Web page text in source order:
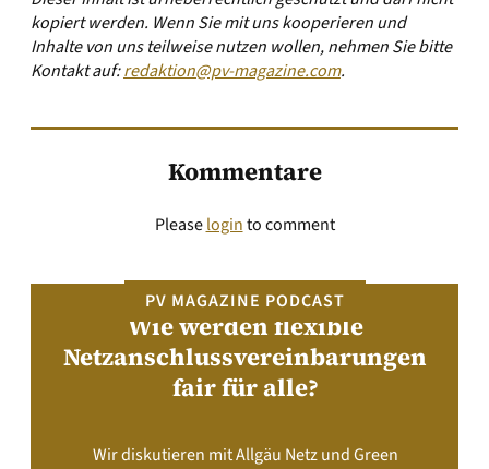
kopiert werden. Wenn Sie mit uns kooperieren und
Inhalte von uns teilweise nutzen wollen, nehmen Sie bitte
Kontakt auf:redaktion@pv-magazine.com.
Kommentare
Pleaseloginto comment
PV MAGAZINE PODCAST
Wie werden flexible
Netzanschlussvereinbarungen
fair für alle?
Wir diskutieren mit Allgäu Netz und Green